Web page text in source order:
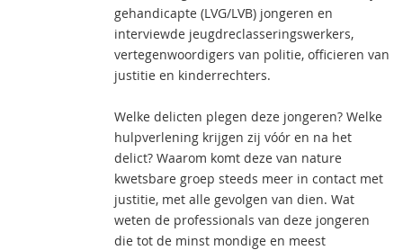
gehandicapte (LVG/LVB) jongeren en
interviewde jeugdreclasseringswerkers,
vertegenwoordigers van politie, officieren van
justitie en kinderrechters.
Welke delicten plegen deze jongeren? Welke
hulpverlening krijgen zij vóór en na het
delict? Waarom komt deze van nature
kwetsbare groep steeds meer in contact met
justitie, met alle gevolgen van dien. Wat
weten de professionals van deze jongeren
die tot de minst mondige en meest